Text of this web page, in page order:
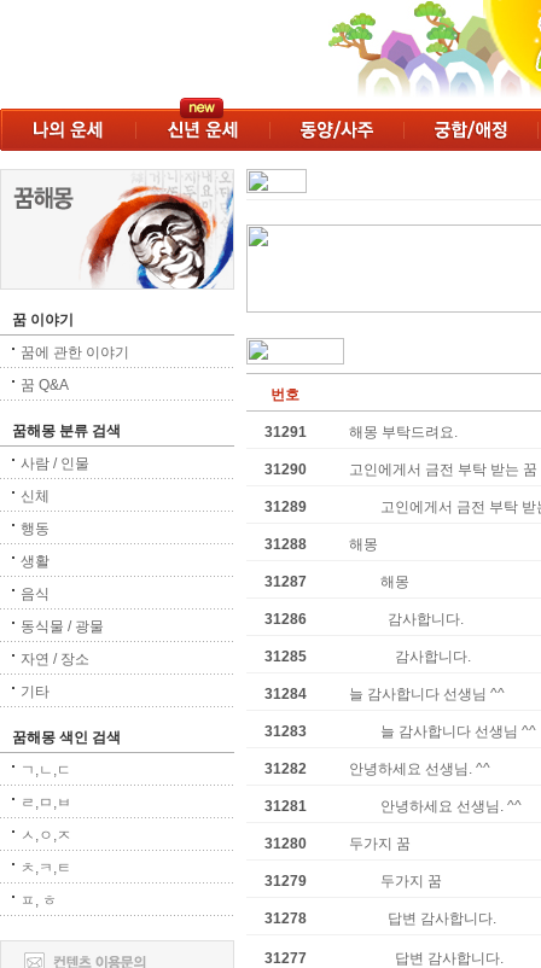
꿈 이야기
꿈에 관한 이야기
꿈 Q&A
꿈해몽 분류 검색
사람 / 인물
신체
행동
생활
음식
동식물 / 광물
자연 / 장소
기타
꿈해몽 색인 검색
ㄱ,ㄴ,ㄷ
ㄹ,ㅁ,ㅂ
ㅅ,ㅇ,ㅈ
ㅊ,ㅋ,ㅌ
ㅍ, ㅎ
번호
31291 해몽 부탁드려요.
31290 고인에게서 금전 부탁 받는 꿈
31289 고인에게서 금전 부탁 받
31288 해몽
31287 해몽
31286 감사합니다.
31285 감사합니다.
31284 늘 감사합니다 선생님 ^^
31283 늘 감사합니다 선생님 ^^
31282 안녕하세요 선생님. ^^
31281 안녕하세요 선생님. ^^
31280 두가지 꿈
31279 두가지 꿈
31278 답변 감사합니다.
31277 답변 감사합니다.